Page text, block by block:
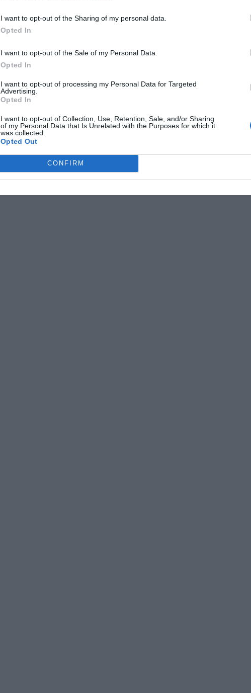
I want to opt-out of the Sharing of my personal data.
Opted In
I want to opt-out of the Sale of my Personal Data.
Opted In
I want to opt-out of processing my Personal Data for Targeted
Advertising.
Opted In
I want to opt-out of Collection, Use, Retention, Sale, and/or Sharing
of my Personal Data that Is Unrelated with the Purposes for which it
was collected.
Opted Out
CONFIRM